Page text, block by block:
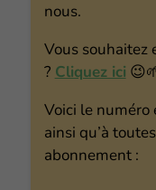
nous.
Vous souhaitez
? Cliquez ici
Voici le numéro
ainsi qu’à
abonnement :